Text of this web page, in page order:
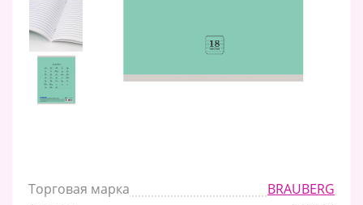
Торговая марка
BRAUBERG